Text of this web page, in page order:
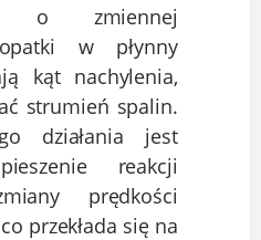
o zmiennej
w płynny
kąt nachylenia,
strumień spalin.
działania jest
reakcji
prędkości
przekłada się na